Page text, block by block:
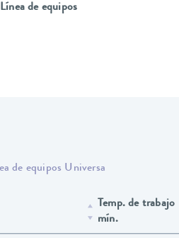
Línea de equipos
de equipos Universa
Temp. de trabajo
mín.